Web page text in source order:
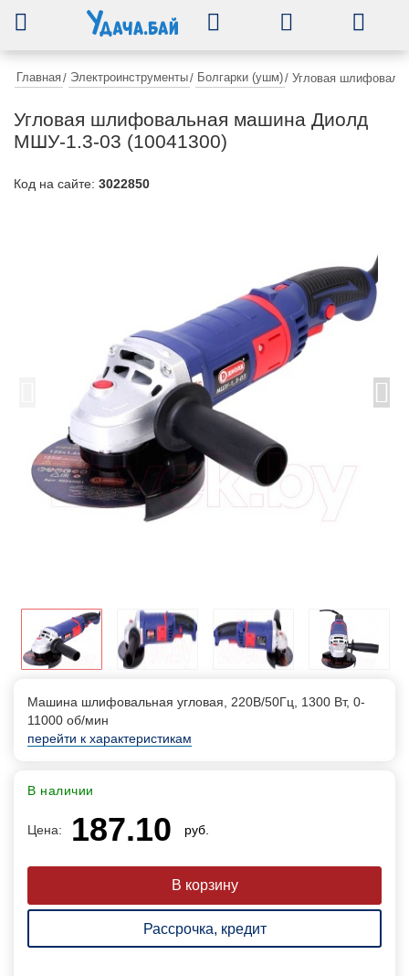
Главная/ Электроинструменты/ Болгарки (ушм)/ Угловая
Угловая шлифовальная машина Диолд
МШУ-1.3-03 (10041300)
Код на сайте: 3022850
Машина шлифовальная угловая, 220В/50Гц, 1300 Вт, 0-
11000 об/мин
перейти к характеристикам
В наличии
Цена: 187.10 руб.
Рассрочка, кредит